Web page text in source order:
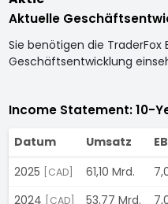
Aktuelle
Sie benötigen die
Geschäftsentwicklung
Income Statement: 10-
Datum Umsatz
2025
[CAD] 61,10 Mrd.
2024
[CAD] 53,77 Mrd.